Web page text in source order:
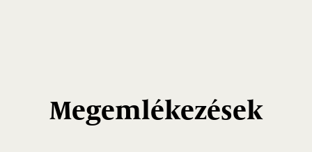
Megemlékezések